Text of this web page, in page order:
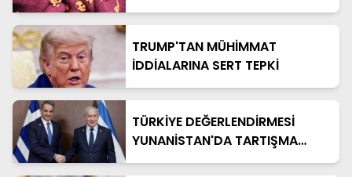
TRUMP'TAN MÜHİMMAT
İDDİALARINA SERT TEPKİ
TÜRKİYE DEĞERLENDİRMESİ
YUNANİSTAN'DA TARTIŞMA
YARATTI